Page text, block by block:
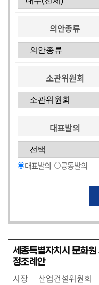
의안종류
소관위원회
대표발의
대표발의 공동발의
세종특별자치시 문화
정조례안
시장
산업건설위원회